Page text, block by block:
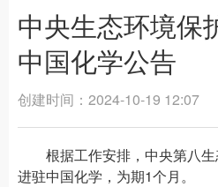
中央生态环境保
中国化学公告
根据工作安排，中央第八生
进驻中国化学，为期1个月。
创建时间： 2024-10-19 12:07